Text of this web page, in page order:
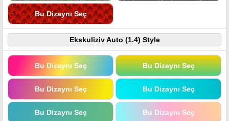
Bu Dizaynı Seç
Ekskuliziv Auto (1.4) Style
Bu Dizaynı Seç Bu Dizaynı Seç
Bu Dizaynı Seç Bu Dizaynı Seç
Bu Dizaynı Seç Bu Dizaynı Seç